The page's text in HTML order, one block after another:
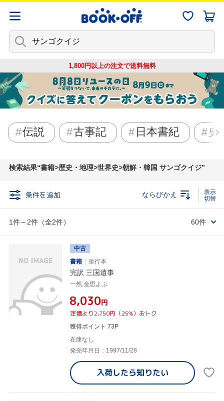
1,800円以上の注文で送料無料
伝説 古事記 日本書紀 史
検索結果 書籍>歴史・地理>世界史>朝鮮・韓国 サンゴクイジ
条件を追加
1件～2件（全2件）
ならびかえ
60件
中古
書籍
単行本
完訳 三国遺事
一然,金思よぷ
¥8,030円
定価より2,750円（25%）おトク
獲得ポイント 73P
在庫なし
発売年月日：1997/11/28
入荷したら知りたい